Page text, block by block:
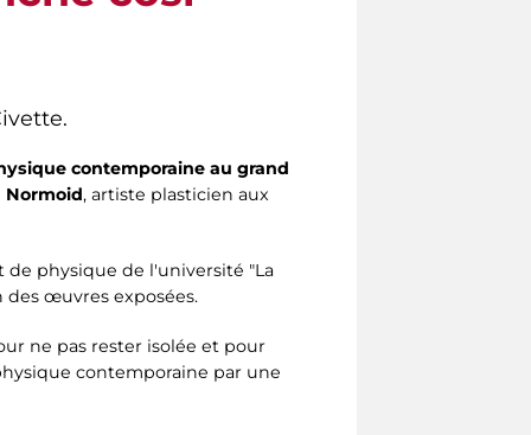
contemporaine au grand
Normoid, artiste plasticien aux
de physique de l'université "La
des œuvres exposées.
ne pas rester isolée et pour
contemporaine par une